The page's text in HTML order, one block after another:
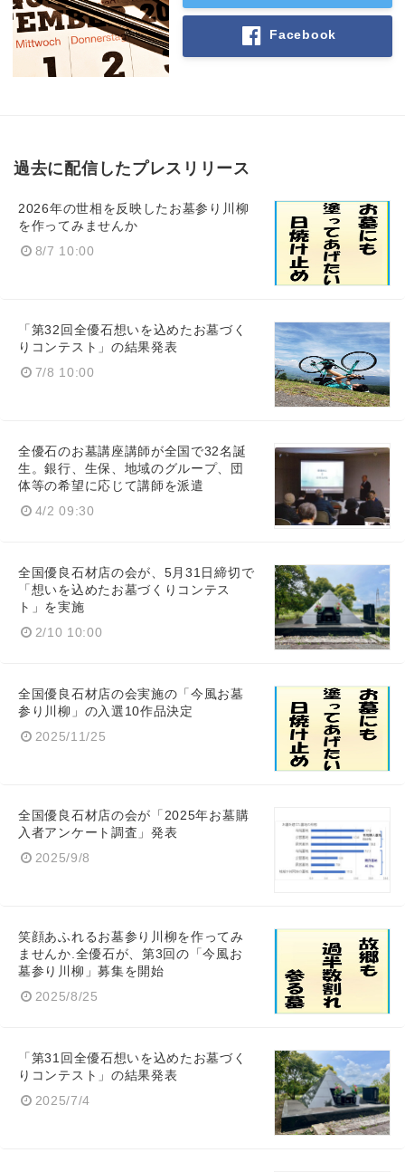
Facebook
過去に配信したプレスリリース
2026年の世相を反映したお墓参り川柳
を作ってみませんか
8/7 10:00
「第32回全優石想いを込めたお墓づく
りコンテスト」の結果発表
7/8 10:00
全優石のお墓講座講師が全国で32名誕
生。銀行、生保、地域のグループ、団
体等の希望に応じて講師を派遣
4/2 09:30
全国優良石材店の会が、5月31日締切で
「想いを込めたお墓づくりコンテス
ト」を実施
2/10 10:00
全国優良石材店の会実施の「今風お墓
参り川柳」の入選10作品決定
2025/11/25
全国優良石材店の会が「2025年お墓購
入者アンケート調査」発表
2025/9/8
笑顔あふれるお墓参り川柳を作ってみ
ませんか.全優石が、第3回の「今風お
墓参り川柳」募集を開始
2025/8/25
「第31回全優石想いを込めたお墓づく
りコンテスト」の結果発表
2025/7/4